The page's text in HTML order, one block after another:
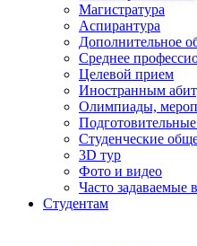
Магистратура
Аспирантура
Дополнительное
Среднее
Целевой прием
Иностранным
Олимпиады,
Студенческие
3D тур
Фото и видео
Часто задаваемые
Студентам